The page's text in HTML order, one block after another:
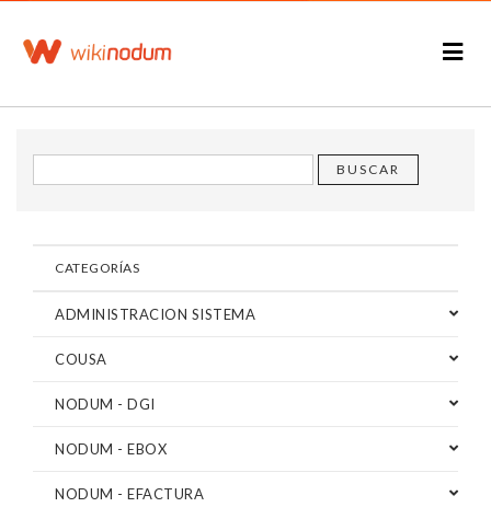
CATEGORÍAS
ADMINISTRACION SISTEMA
COUSA
NODUM - DGI
NODUM - EBOX
NODUM - EFACTURA